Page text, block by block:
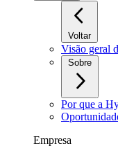
Voltar
Visão geral
Sobre
Por que a
Empresa